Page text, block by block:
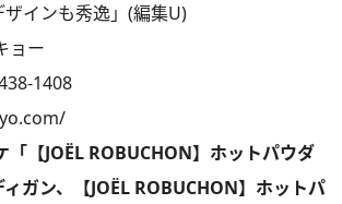
インも秀逸」(編集U)
ョー
1408
【JOËL ROBUCHON】ホットパウダ
ガン、【JOËL ROBUCHON】ホットパ